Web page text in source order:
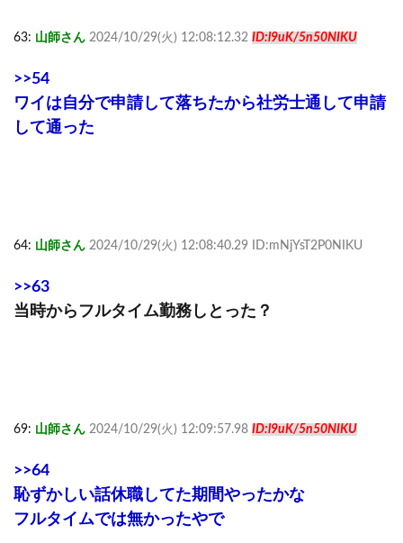
63: 山師さん 2024/10/29(火) 12:08:12.32 ID:l9uK/5n50NIKU
>>54
ワイは自分で申請して落ちたから社労士通して申請
して通った
64: 山師さん 2024/10/29(火) 12:08:40.29 ID:mNjYsT2P0NIKU
>>63
当時からフルタイム勤務しとった？
69: 山師さん 2024/10/29(火) 12:09:57.98 ID:l9uK/5n50NIKU
>>64
恥ずかしい話休職してた期間やったかな
フルタイムでは無かったやで